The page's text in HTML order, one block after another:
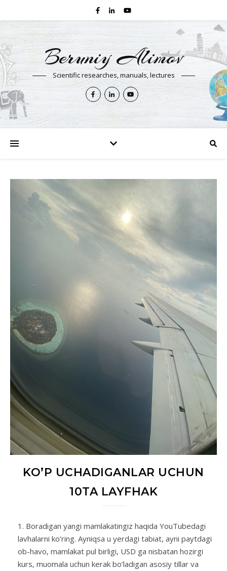
Beruniy Alimov
Scientific researches, manuals, lectures
KO’P UCHADIGANLAR UCHUN
10TA LAYFHAK
Boradigan yangi mamlakatingiz haqida YouTubedagi
lavhalarni ko’ring. Ayniqsa u yerdagi tabiat, ayni paytdagi
ob-havo, mamlakat pul birligi, USD ga nisbatan hozirgi
kurs, muomala uchun kerak bo’ladigan asosiy tillar va